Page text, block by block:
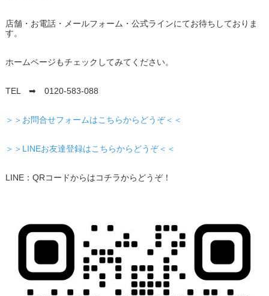
店舗・お電話・メールフォーム・公式ラインにてお待ちしておりま
す。
ホームページもチェックしてみてください。
TEL ➡ 0120-583-088
＞＞お問合せフォームはこちらからどうぞ＜＜
＞＞LINEお友達登録はこちらからどうぞ＜＜
LINE：QRコードからはコチラからどうぞ！